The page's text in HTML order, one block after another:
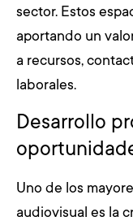
sector. Estos
aportando un
a recursos,
laborales.
Desarrollo
Uno de los
audiovisual es la